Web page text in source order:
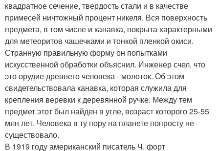
квадратное сечение, твердость стали и в качестве
примесей ничтожный процент никеля. Вся поверхность
предмета, в том числе и канавка, покрыта характерными
для метеоритов чашечками и тонкой пленкой окиси.
Странную правильную форму он попытками
искусственной обработки объяснил. Инженер счел, что
это орудие древнего человека - молоток. Об этом
свидетельствовала канавка, которая служила для
крепления веревки к деревянной ручке. Между тем
предмет этот был найден в угле, возраст которого 25-55
млн лет. Человека в ту пору на планете попросту не
существовало.
В 1919 году американский писатель Ч. форт